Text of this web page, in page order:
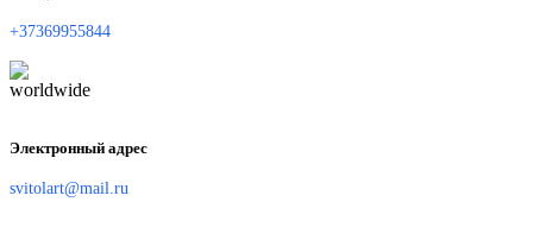
+37369955844
Электронный адрес
svitolart@mail.ru